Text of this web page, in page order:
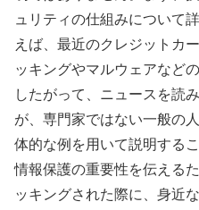
ュリティの仕組みについて
えば、最近のクレジットカ
ッキングやマルウェアなど
したがって、ニュースを読
が、専門家ではない一般の
体的な例を用いて説明する
情報保護の重要性を伝える
ッキングされた際に、身近